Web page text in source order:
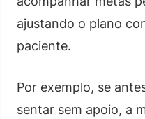
ajustando o plano
paciente.
Por exemplo, se
sentar sem apoio, a